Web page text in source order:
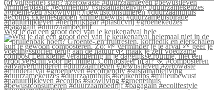
Wist je dat een groot deel van je keukenafval hele